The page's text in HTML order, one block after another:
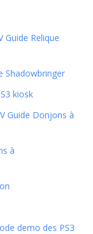
Guide Relique
Shadowbringer
kiosk
Guide Donjons à
à
demo des PS3